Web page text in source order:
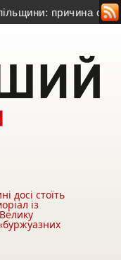
причина смерті –
досі стоїть
із